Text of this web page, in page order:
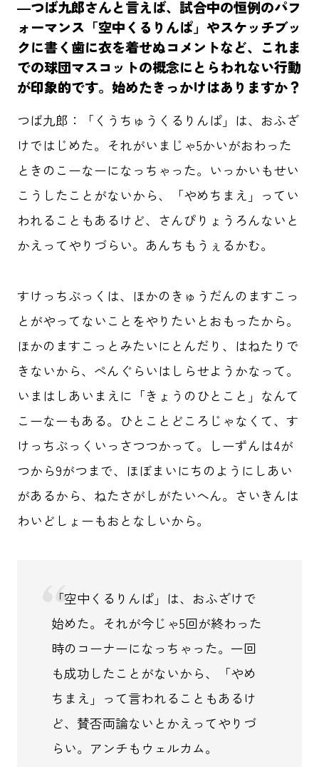
運営会社 プライバシーポリシー お問い合わせ
群馬クレインサンダーズ コミュニティ
地域共創 O-EN事例 スポーツ
エンタメ ラジエール
ヤクルトスワローズ 応援メシ
―つば九郎さんと言えば、試合中の恒例のパフ
ォーマンス「空中くるりんぱ」やスケッチブッ
クに書く歯に衣を着せぬコメントなど、これま
での球団マスコットの概念にとらわれない行動
が印象的です。始めたきっかけはありますか？
つば九郎：「くうちゅうくるりんぱ」は、おふざ
けではじめた。それがいまじゃ5かいがおわった
ときのこーなーになっちゃった。いっかいもせい
こうしたことがないから、「やめちまえ」ってい
われることもあるけど、さんぴりょうろんないと
かえってやりづらい。あんちもうぇるかむ。
すけっちぶっくは、ほかのきゅうだんのますこっ
とがやってないことをやりたいとおもったから。
ほかのますこっとみたいにとんだり、はねたりで
きないから、ぺんぐらいはしらせようかなって。
いまはしあいまえに「きょうのひとこと」なんて
こーなーもある。ひとことどころじゃなくて、す
けっちぶっくいっさつつかって。しーずんは4が
つから9がつまで、ほぼまいにちのようにしあい
があるから、ねたさがしがたいへん。さいきんは
わいどしょーもおとなしいから。
「空中くるりんぱ」は、おふざけで
始めた。それが今じゃ5回が終わった
時のコーナーになっちゃった。一回
も成功したことがないから、「やめ
ちまえ」って言われることもあるけ
ど、賛否両論ないとかえってやりづ
らい。アンチもウェルカム。